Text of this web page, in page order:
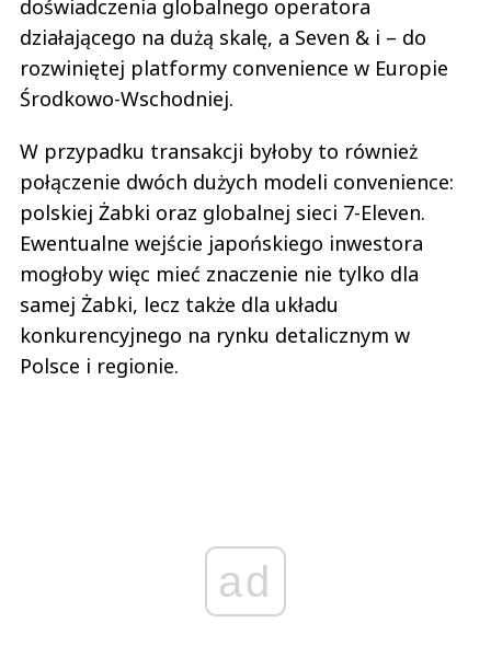
rozwiniętej platformy convenience w Europie
Środkowo-Wschodniej.
W przypadku transakcji byłoby to również
połączenie dwóch dużych modeli convenience:
polskiej Żabki oraz globalnej sieci 7-Eleven.
Ewentualne wejście japońskiego inwestora
mogłoby więc mieć znaczenie nie tylko dla
samej Żabki, lecz także dla układu
konkurencyjnego na rynku detalicznym w
Polsce i regionie.
ad